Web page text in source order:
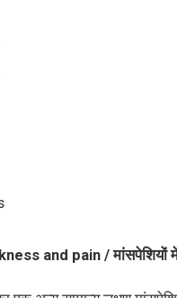
and pain / मांसपेशियों में